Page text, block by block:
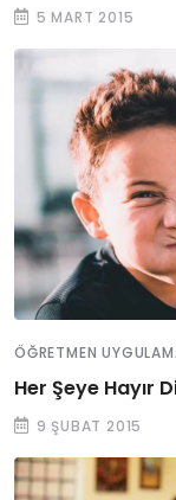
5 MART 2015
ÖĞRETMEN
Her Şeye Hayır
9 ŞUBAT 2015